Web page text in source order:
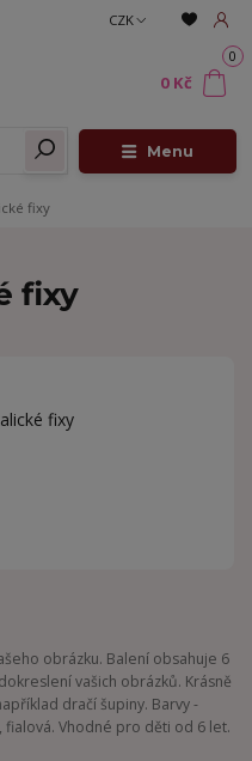
Menu
CZK
0
0 Kč
fixy
fixy
obrázku. Balení obsahuje 6
vašich obrázků. Krásně
dračí šupiny. Barvy -
Vhodné pro děti od 6 let.